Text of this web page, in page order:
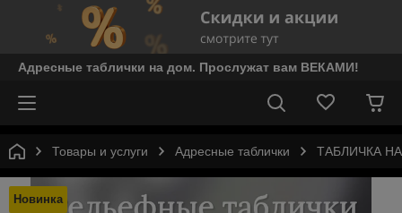
Адресные таблички на дом. Прослужат вам ВЕКАМИ!
Товары и услуги Адресные таблички ТАБЛИЧКА
Новинка